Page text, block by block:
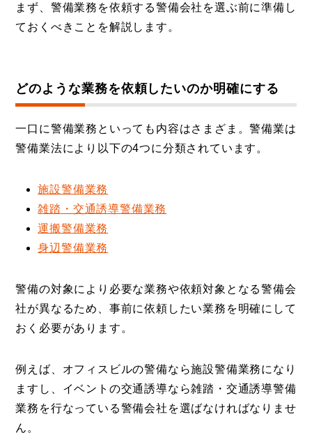
まず、警備業務を依頼する警備会社を選ぶ前に準備し
ておくべきことを解説します。
どのような業務を依頼したいのか明確にする
一口に警備業務といっても内容はさまざま。警備業は
警備業法により以下の4つに分類されています。
施設警備業務
雑踏・交通誘導警備業務
運搬警備業務
身辺警備業務
警備の対象により必要な業務や依頼対象となる警備会
社が異なるため、事前に依頼したい業務を明確にして
おく必要があります。
例えば、オフィスビルの警備なら施設警備業務になり
ますし、イベントの交通誘導なら雑踏・交通誘導警備
業務を行なっている警備会社を選ばなければなりませ
ん。